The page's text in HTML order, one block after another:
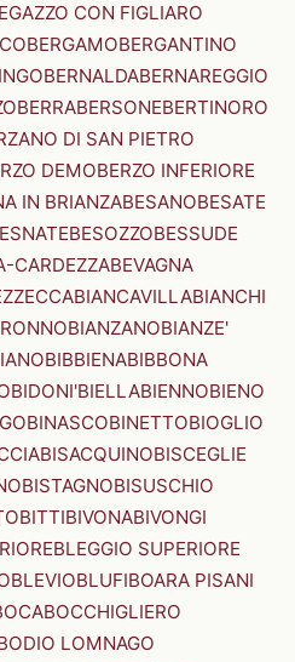
CON FIGLIARO
BERGAMOBERGANTINO
BERNALDABERNAREGGIO
BERRABERSONEBERTINORO
DI SAN PIETRO
DEMOBERZO INFERIORE
IN BRIANZABESANOBESATE
BESOZZOBESSUDE
CARDEZZABEVAGNA
BIANCAVILLABIANCHI
BIANZANOBIANZE'
BIBBIENABIBBONA
BIDONI'BIELLABIENNOBIENO
BINASCOBINETTOBIOGLIO
BISACQUINOBISCEGLIE
BISTAGNOBISUSCHIO
BITTIBIVONABIVONGI
BLEGGIO SUPERIORE
BLEVIOBLUFIBOARA PISANI
BOCCHIGLIERO
LOMNAGO